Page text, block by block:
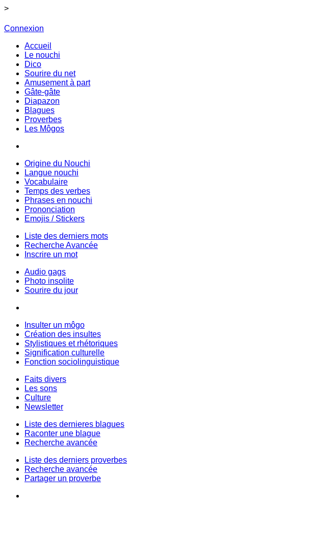
>
Connexion
Accueil
Le nouchi
Dico
Sourire du net
Amusement à part
Gâte-gâte
Diapazon
Blagues
Proverbes
Les Môgos
Origine du Nouchi
Langue nouchi
Vocabulaire
Temps des verbes
Phrases en nouchi
Prononciation
Emojis / Stickers
Liste des derniers mots
Recherche Avancée
Inscrire un mot
Audio gags
Photo insolite
Sourire du jour
Insulter un môgo
Création des insultes
Stylistiques et rhétoriques
Signification culturelle
Fonction sociolinguistique
Faits divers
Les sons
Culture
Newsletter
Liste des dernieres blagues
Raconter une blague
Recherche avancée
Liste des derniers proverbes
Recherche avancée
Partager un proverbe